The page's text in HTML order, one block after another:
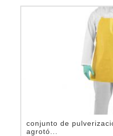
conjunto de
agrotó...